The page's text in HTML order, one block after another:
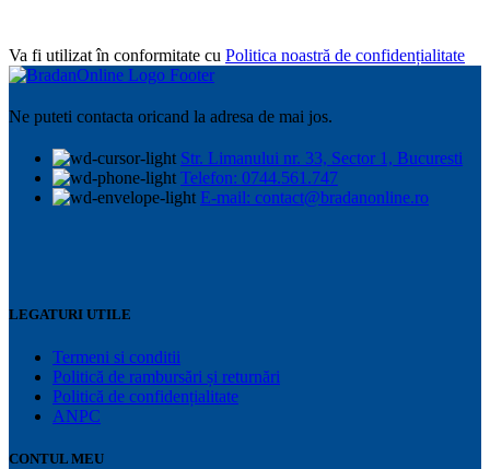
Va fi utilizat în conformitate cu Politica noastră de confidențialitate
Ne puteti contacta oricand la adresa de mai jos.
Str. Limanului nr. 33, Sector 1, Bucuresti
Telefon: 0744.561.747
E-mail: contact@bradanonline.ro
LEGATURI UTILE
Termeni si conditii
Politică de rambursări și returnări
Politică de confidențialitate
ANPC
CONTUL MEU